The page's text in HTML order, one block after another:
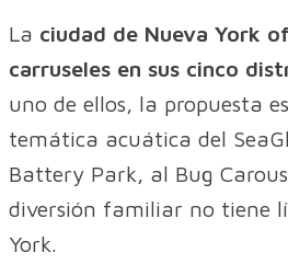
La ciudad de Nueva York
carruseles en sus cinco
uno de ellos, la propuesta
temática acuática del
Battery Park, al Bug
diversión familiar no tiene
York.